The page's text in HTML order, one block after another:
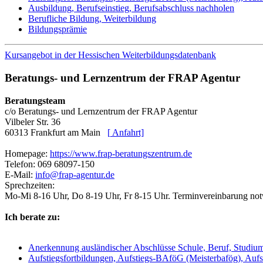
Ausbildung, Berufseinstieg, Berufsabschluss nachholen
Berufliche Bildung, Weiterbildung
Bildungsprämie
Kursangebot in der Hessischen Weiterbildungsdatenbank
Beratungs- und Lernzentrum der FRAP Agentur
Beratungsteam
c/o Beratungs- und Lernzentrum der FRAP Agentur
Vilbeler Str. 36
60313 Frankfurt am Main [ Anfahrt]
Homepage: https://www.frap-beratungszentrum.de
Telefon: 069 68097-150
E-Mail: info@frap-agentur.de
Sprechzeiten:
Mo-Mi 8-16 Uhr, Do 8-19 Uhr, Fr 8-15 Uhr. Terminvereinbarung
Ich berate zu:
Anerkennung ausländischer Abschlüsse Schule, Beruf,
Aufstiegsfortbildungen, Aufstiegs-BAföG (Meisterbafög),